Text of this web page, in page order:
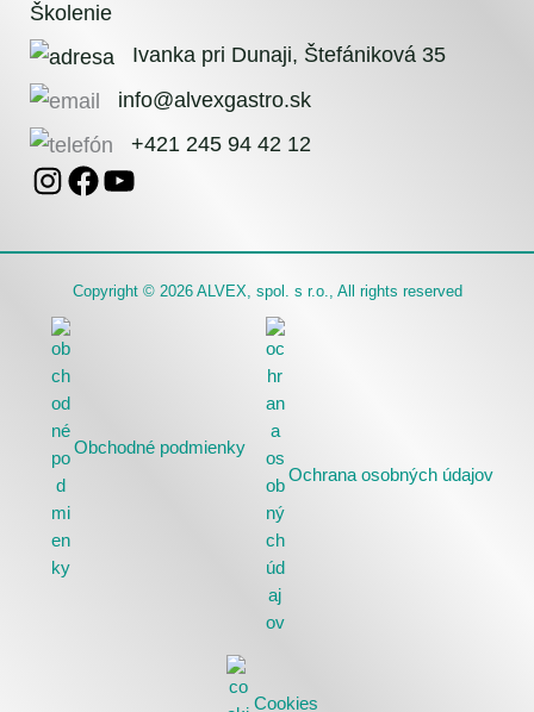
Školenie
Ivanka pri Dunaji, Štefániková 35
info@alvexgastro.sk
+421 245 94 42 12
Copyright © 2026 ALVEX, spol. s r.o., All rights reserved
Obchodné podmienky
Ochrana osobných údajov
Cookies